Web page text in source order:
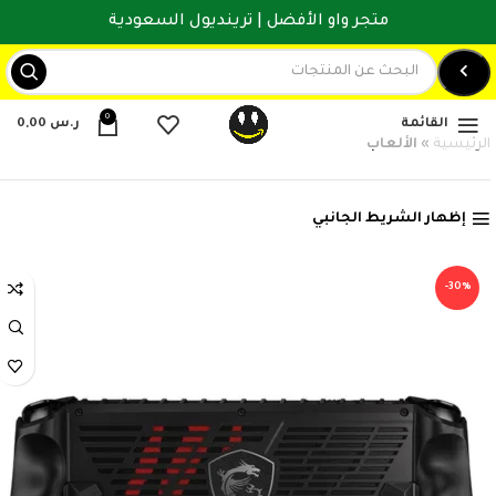
القائمة
0
ر.س
الرئيسية » الألعاب
إظهار الشريط الجانبي
-30%
متجر واو الأفضل | ترينديول السعودية